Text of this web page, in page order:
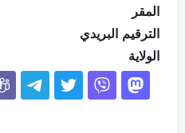
المقر
الترقيم البريدي
الولاية